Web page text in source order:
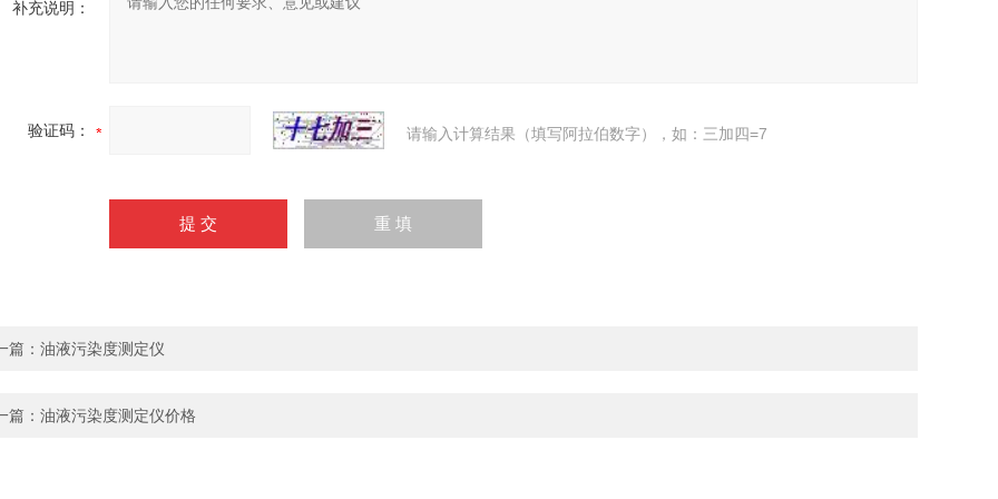
补充说明：
验证码： 请输入计算结果（填写阿拉伯数字），如：三加四=7
篇： 油液污染度测定仪
篇： 油液污染度测定仪价格